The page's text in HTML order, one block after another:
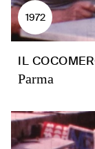
1972
IL
Parma